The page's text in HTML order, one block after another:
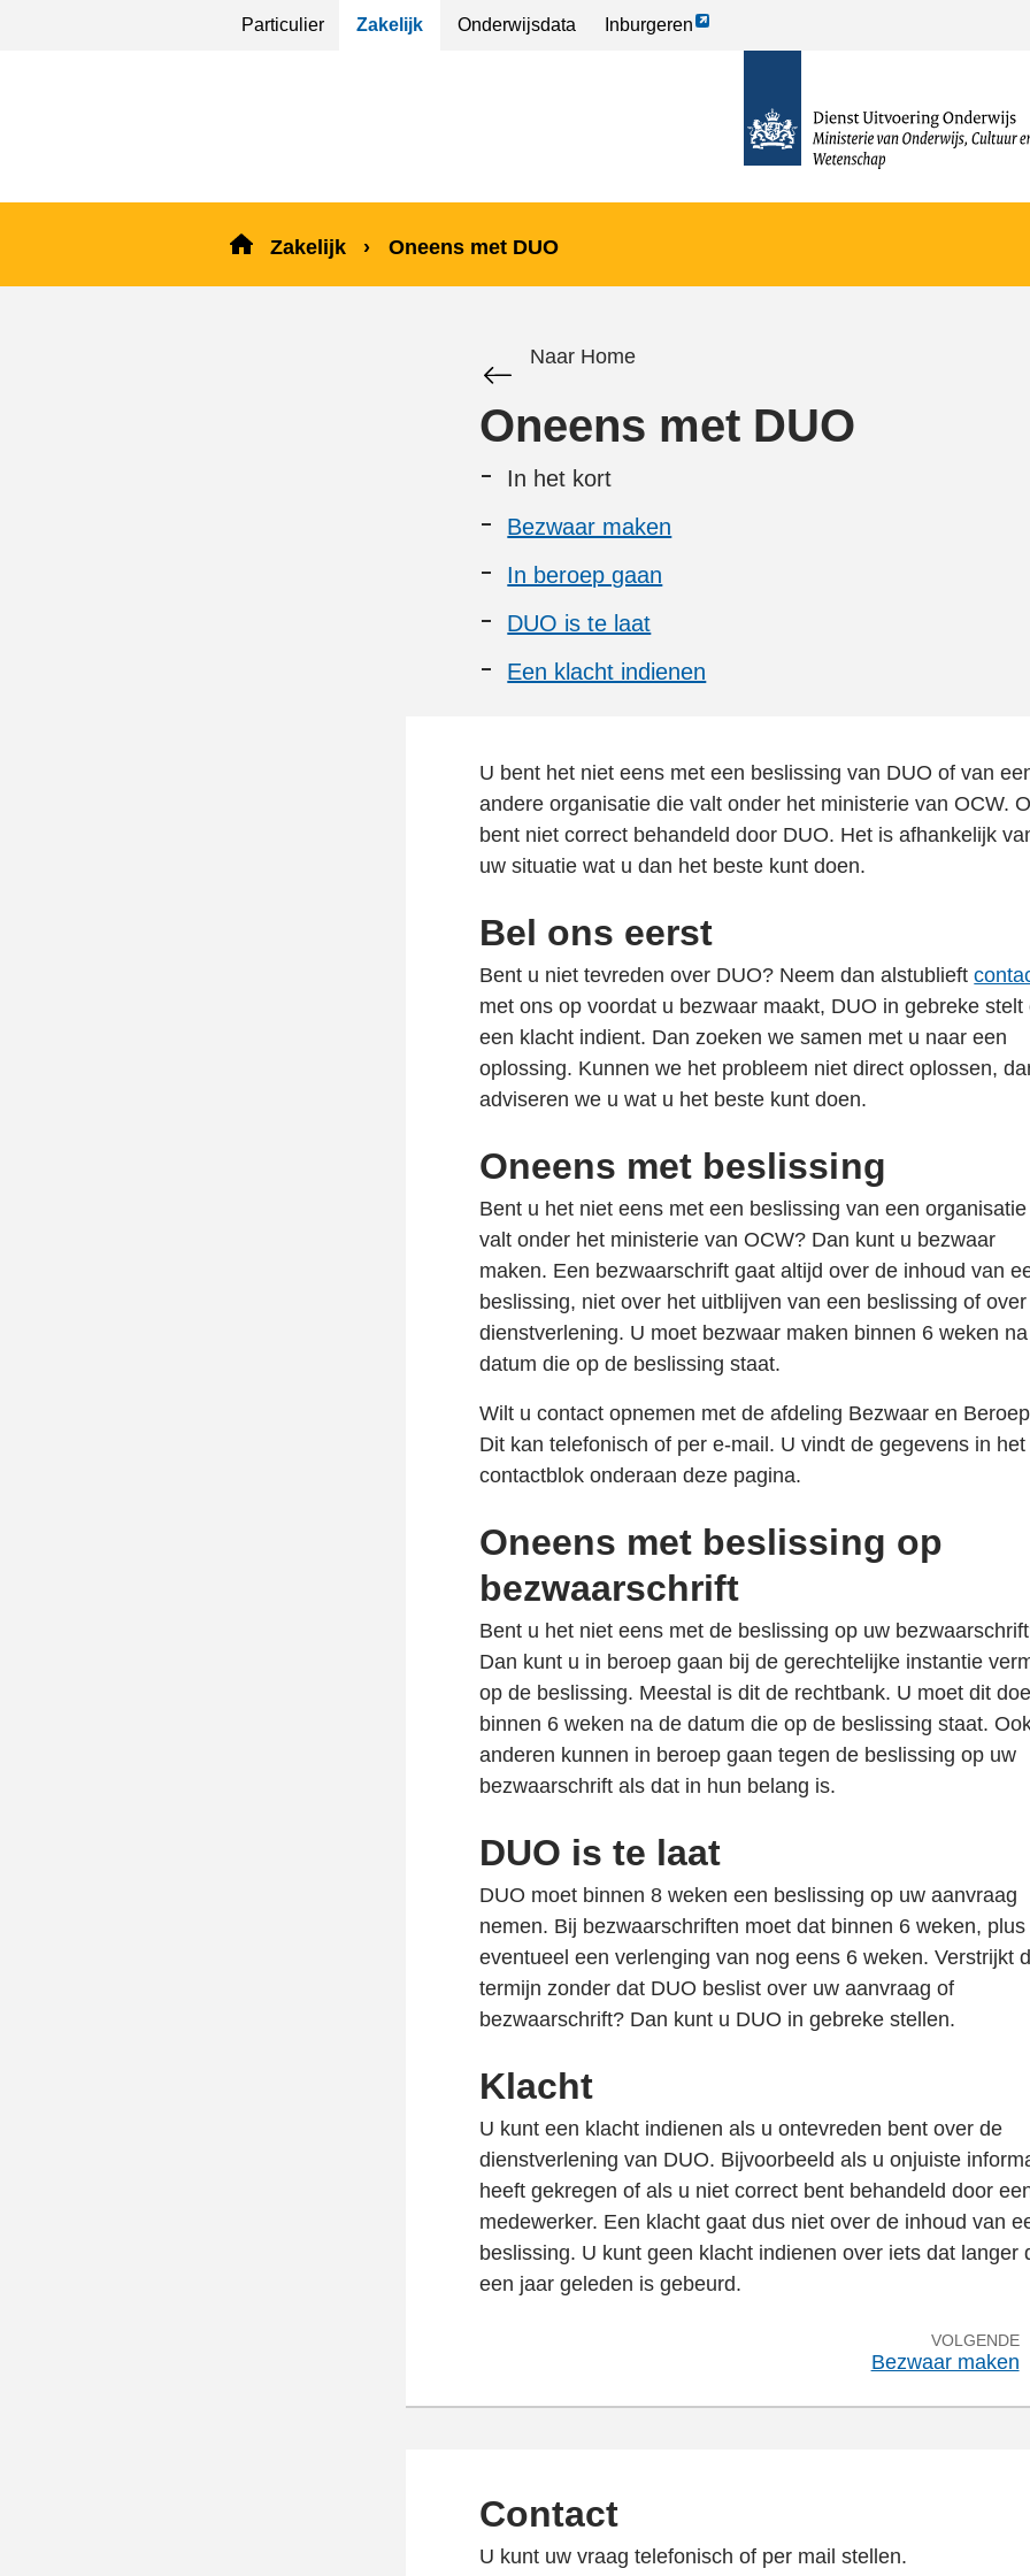
Particulier Zakelijk Onderwijsdata Inburgeren
Link
homepage
Zakelijk Oneens met DUO
Naar Home
Oneens met DUO
In het kort
Bezwaar maken
In beroep gaan
DUO is te laat
Een klacht indienen
U bent het niet eens met een beslissing van DUO of van
andere organisatie die valt onder het ministerie van OCW.
bent niet correct behandeld door DUO. Het is afhankelijk
uw situatie wat u dan het beste kunt doen.
Bel ons eerst
Bent u niet tevreden over DUO? Neem dan alstublieft
met ons op voordat u bezwaar maakt, DUO in gebreke stelt
een klacht indient. Dan zoeken we samen met u naar een
oplossing. Kunnen we het probleem niet direct oplossen,
adviseren we u wat u het beste kunt doen.
Oneens met beslissing
Bent u het niet eens met een beslissing van een
valt onder het ministerie van OCW? Dan kunt u bezwaar
maken. Een bezwaarschrift gaat altijd over de inhoud van
beslissing, niet over het uitblijven van een beslissing of
dienstverlening. U moet bezwaar maken binnen 6 weken
datum die op de beslissing staat.
Wilt u contact opnemen met de afdeling Bezwaar en
Dit kan telefonisch of per e-mail. U vindt de gegevens in het
contactblok onderaan deze pagina.
Oneens met beslissing op
bezwaarschrift
Bent u het niet eens met de beslissing op uw
Dan kunt u in beroep gaan bij de gerechtelijke instantie
op de beslissing. Meestal is dit de rechtbank. U moet dit
binnen 6 weken na de datum die op de beslissing staat.
anderen kunnen in beroep gaan tegen de beslissing op uw
bezwaarschrift als dat in hun belang is.
DUO is te laat
DUO moet binnen 8 weken een beslissing op uw aanvraag
nemen. Bij bezwaarschriften moet dat binnen 6 weken, plus
eventueel een verlenging van nog eens 6 weken. Verstrijkt
termijn zonder dat DUO beslist over uw aanvraag of
bezwaarschrift? Dan kunt u DUO in gebreke stellen.
Klacht
U kunt een klacht indienen als u ontevreden bent over de
dienstverlening van DUO. Bijvoorbeeld als u onjuiste
heeft gekregen of als u niet correct bent behandeld door
medewerker. Een klacht gaat dus niet over de inhoud van
beslissing. U kunt geen klacht indienen over iets dat langer
een jaar geleden is gebeurd.
VOLGENDE
Bezwaar maken
Contact
U kunt uw vraag telefonisch of per mail stellen.